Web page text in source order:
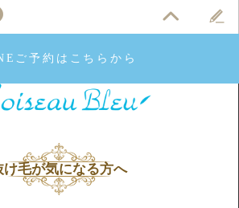
ご予約はこちらから
け毛が気になる方へ